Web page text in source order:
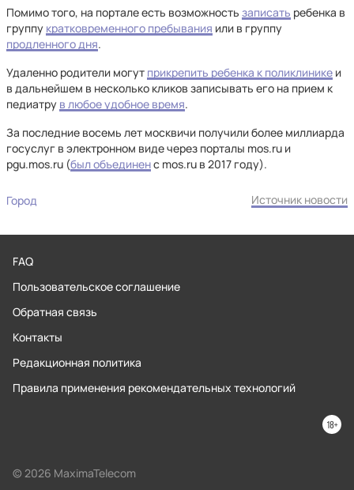
Помимо того, на портале есть возможность записать ребенка в
группу кратковременного пребывания или в группу
продленного дня.
Удаленно родители могут прикрепить ребенка к поликлинике и
в дальнейшем в несколько кликов записывать его на прием к
педиатру в любое удобное время.
За последние восемь лет москвичи получили более миллиарда
госуслуг в электронном виде через порталы mos.ru и
pgu.mos.ru (был объединенс mos.ru в 2017 году).
Город Источник новости
FAQ
Пользовательское соглашение
Обратная связь
Контакты
Редакционная политика
Правила применения рекомендательных технологий
© 2026 MaximaTelecom